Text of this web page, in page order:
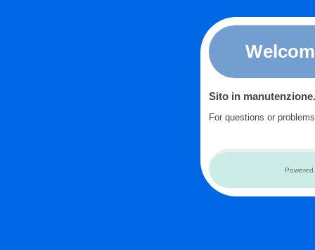
Sito in
For questions or